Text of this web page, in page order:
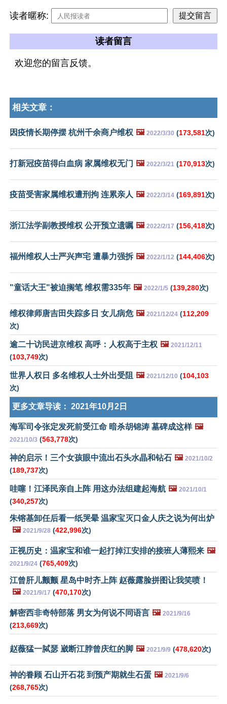
读者暱称:
读者留言
欢迎您的留言反馈。
相关文章：
因疫情长期停摆 杭州千余商户维权 🖼️ 2022/3/30 (173,581次)
打新冠疫苗得白血病 家属维权无门 🖼️ 2022/3/21 (170,913次)
疫苗受害家属维权遭刑拘 连累亲人 🖼️ 2022/3/14 (169,891次)
浙江法学副教授维权 公开预立遗嘱 🖼️ 2022/2/17 (156,418次)
福州维权人士严兴声宅 遭暴力强拆 🖼️ 2022/1/12 (144,406次)
"童话大王"被迫搁笔 维权需335年 🖼️ 2022/1/5 (139,280次)
维权律师唐吉田失踪多日 女儿病危 🖼️ 2021/12/24 (112,209
次)
逾二十访民进京维权 高呼：人权高于主权 🖼️ 2021/12/11
(103,749次)
世界人权日 多名维权人士外出受阻 🖼️ 2021/12/10 (104,103
次)
更多文章导读： 2021年10月2日
海军司令张定发死前受江命 暗杀胡锦涛 墓碑成这样 🖼️
2021/10/3 (563,778次)
神的启示！三个女孩眼中流出石头水晶和钻石 🖼️ 2021/10/2
(189,737次)
哇噻！江泽民亲自上阵 用这办法组建起海航 🖼️ 2021/10/1
(340,257次)
朱镕基卸任后看一纸哭晕 温家宝灭口金人庆之说为何出炉
🖼️ 2021/9/28 (422,996次)
正视历史：温家宝和谁一起打掉江安排的接班人薄熙来 🖼️
2021/9/24 (765,409次)
江曾肝儿颤颤 星岛中时齐上阵 赵薇露脸拼图让我笑喷！
🖼️ 2021/9/17 (470,170次)
解密西非奇特部落 男女为何说不同语言 🖼️ 2021/9/16
(213,669次)
赵薇猛一脦瑟 崴断江脖曾庆红的脚 🖼️ 2021/9/9 (478,620次)
神的眷顾 石山开石花 到预产期就生石蛋 🖼️ 2021/9/6
(268,765次)